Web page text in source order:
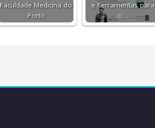
Faculdade Medicina do
Porto
e Ferramentas para
o…